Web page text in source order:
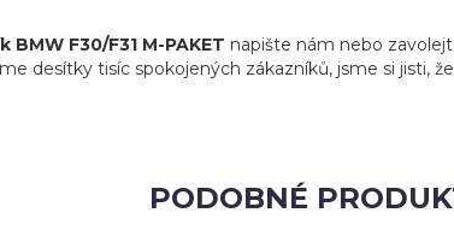
BMW F30/F31 M-PAKET napište nám nebo
desítky tisíc spokojených zákazníků, jsme si jisti,
PODOBNÉ